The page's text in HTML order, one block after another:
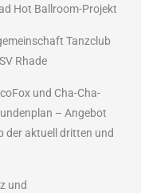
Hot Ballroom-Projekt
Tanzclub
Rhade
und Cha-Cha-
– Angebot
der aktuell dritten und
und